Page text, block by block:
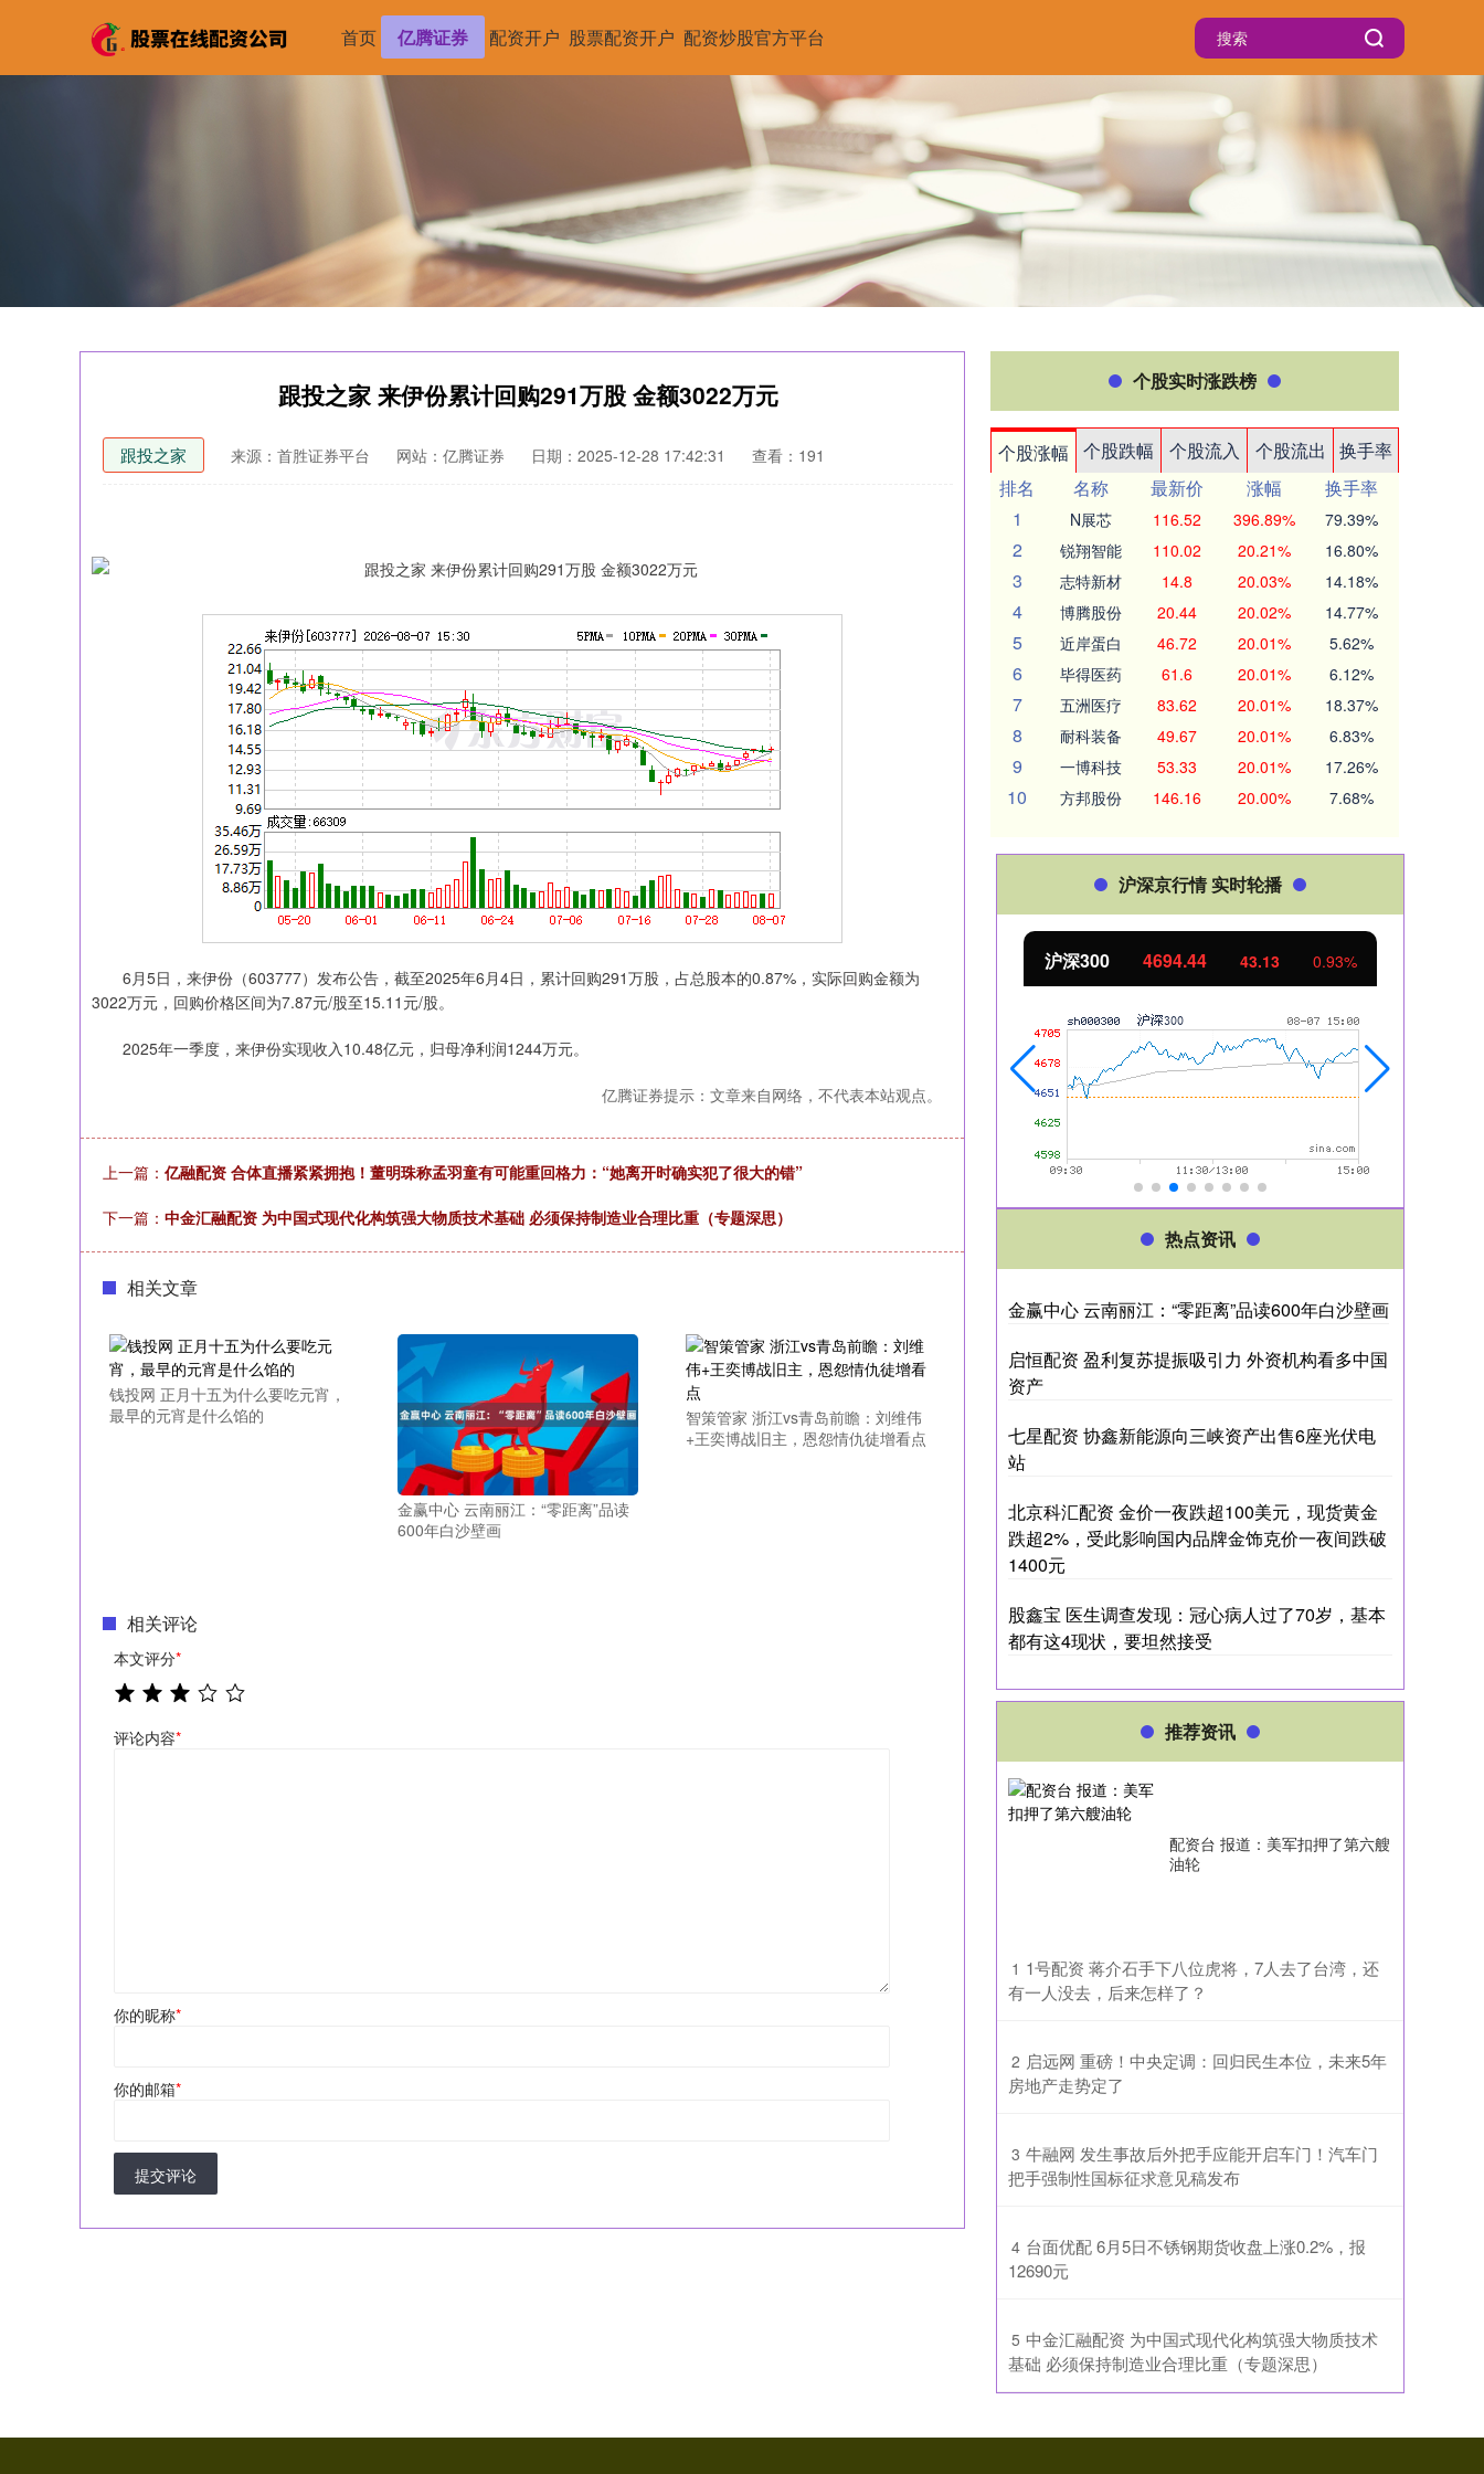
首页 亿腾证券 配资开户 股票配资开户 配资炒股官方平台
跟投之家 来伊份累计回购291万股 金额3022万元
跟投之家 来源：首胜证券平台 网站：亿腾证券 日期：2025-12-28 17:42:31 查看：191
6月5日，来伊份（603777）发布公告，截至2025年6月4日，累计回购291万股，占总股本的0.87%，实际回购金额为
3022万元，回购价格区间为7.87元/股至15.11元/股。
2025年一季度，来伊份实现收入10.48亿元，归母净利润1244万元。
亿腾证券提示：文章来自网络，不代表本站观点。
上一篇： 亿融配资 合体直播紧紧拥抱！董明珠称孟羽童有可能重回格力：“她离开时确实犯了很大的错”
下一篇： 中金汇融配资 为中国式现代化构筑强大物质技术基础 必须保持制造业合理比重（专题深思）
相关文章
钱投网 正月十五为什么要吃元宵，
最早的元宵是什么馅的
金赢中心 云南丽江：“零距离”品读
600年白沙壁画
智策管家 浙江vs青岛前瞻：刘维伟
+王奕博战旧主，恩怨情仇徒增看点
相关评论
本文评分*
评论内容*
你的昵称*
你的邮箱*
提交评论
个股实时涨跌榜
个股涨幅 个股跌幅 个股流入 个股流出
换手率
排名
名称 最新价 涨幅
换手率
1
N展芯 116.52 396.89% 79.39%
2 锐翔智能 110.02 20.21% 16.80%
3 志特新材 14.8 20.03% 14.18%
4 博腾股份 20.44 20.02% 14.77%
5 近岸蛋白 46.72 20.01% 5.62%
6 毕得医药 61.6 20.01% 6.12%
7 五洲医疗 83.62 20.01% 18.37%
8 耐科装备 49.67 20.01% 6.83%
9 一博科技 53.33 20.01% 17.26%
10 方邦股份 146.16 20.00% 7.68%
沪深京行情 实时轮播
沪深300 4694.44 43.13 0.93%
热点资讯
金赢中心 云南丽江：“零距离”品读600年白沙壁画
启恒配资 盈利复苏提振吸引力 外资机构看多中国
资产
七星配资 协鑫新能源向三峡资产出售6座光伏电
站
北京科汇配资 金价一夜跌超100美元，现货黄金
跌超2%，受此影响国内品牌金饰克价一夜间跌破
1400元
股鑫宝 医生调查发现：冠心病人过了70岁，基本
都有这4现状，要坦然接受
推荐资讯
配资台 报道：美军扣押了第六艘
油轮
1 ​1号配资 蒋介石手下八位虎将，7人去了台湾，还
有一人没去，后来怎样了？
2 ​启远网 重磅！中央定调：回归民生本位，未来5年
房地产走势定了
3 ​牛融网 发生事故后外把手应能开启车门！汽车门
把手强制性国标征求意见稿发布
4 ​台面优配 6月5日不锈钢期货收盘上涨0.2%，报
12690元
5 ​中金汇融配资 为中国式现代化构筑强大物质技术
基础 必须保持制造业合理比重（专题深思）